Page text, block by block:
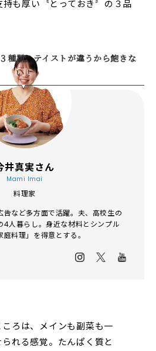
も厚い〝とっておき〞の３品
種類。テイストが違うから飽きな
い！
井真実さん
Mami Imai
料理家
告など多方面で活躍。夫、高校生の
4人暮らし。身近な材料とシンプル
料理」を得意とする。
ろは、メインも副菜も一
れる感覚。たんぱく質と